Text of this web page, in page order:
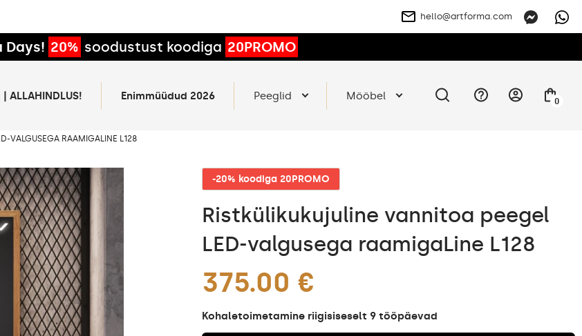
hello@artforma.com
20% soodustust koodiga 20PROMO
Enimmüüdud 2026 Peeglid Mööbel 0
VALGUSEGA RAAMIGALINE L128
-20% koodiga 20PROMO
Ristkülikukujuline vannitoa peegel
LED-valgusega raamigaLine L128
375.00 €
Kohaletoimetamine riigisiseselt 9 tööpäevad